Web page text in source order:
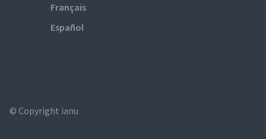
Français
Español
© Copyright ianu